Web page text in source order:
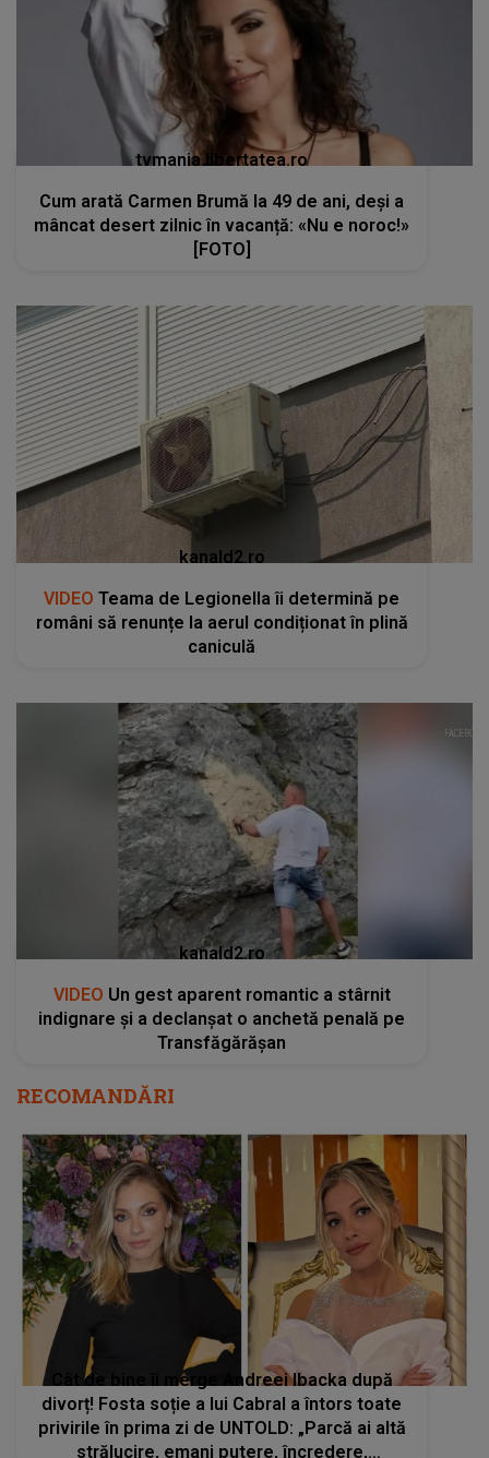
tvmania.libertatea.ro
Cum arată Carmen Brumă la 49 de ani, deși a
mâncat desert zilnic în vacanță: «Nu e noroc!»
[FOTO]
kanald2.ro
VIDEO Teama de Legionella îi determină pe
români să renunțe la aerul condiționat în plină
caniculă
kanald2.ro
VIDEO Un gest aparent romantic a stârnit
indignare și a declanșat o anchetă penală pe
Transfăgărășan
RECOMANDĂRI
Cât de bine îi merge Andreei Ibacka după
divorț! Fosta soție a lui Cabral a întors toate
privirile în prima zi de UNTOLD: „Parcă ai altă
strălucire, emani putere, încredere,